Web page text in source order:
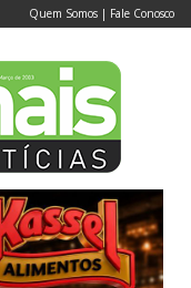
Quem Somos | Fale Conosco